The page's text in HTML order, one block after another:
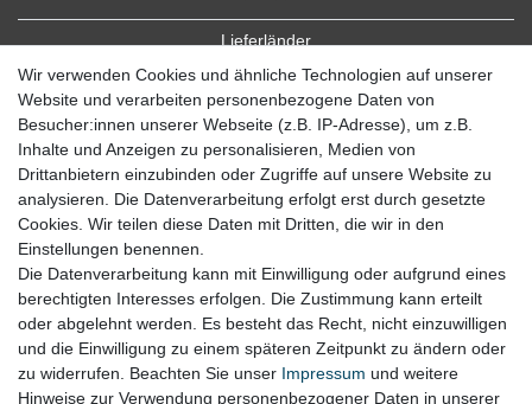
Lieferländer
Zahlung
Zahlungsbedingungen
Wir verwenden Cookies und ähnliche Technologien auf unserer
Website und verarbeiten personenbezogene Daten von
Besucher:innen unserer Webseite (z.B. IP-Adresse), um z.B.
Inhalte und Anzeigen zu personalisieren, Medien von
Drittanbietern einzubinden oder Zugriffe auf unsere Website zu
analysieren. Die Datenverarbeitung erfolgt erst durch gesetzte
Cookies. Wir teilen diese Daten mit Dritten, die wir in den
Einstellungen benennen.
Die Datenverarbeitung kann mit Einwilligung oder aufgrund eines
berechtigten Interesses erfolgen. Die Zustimmung kann erteilt
oder abgelehnt werden. Es besteht das Recht, nicht einzuwilligen
und die Einwilligung zu einem späteren Zeitpunkt zu ändern oder
zu widerrufen. Beachten Sie unser Impressum und weitere
Hinweise zur Verwendung personenbezogener Daten in unserer